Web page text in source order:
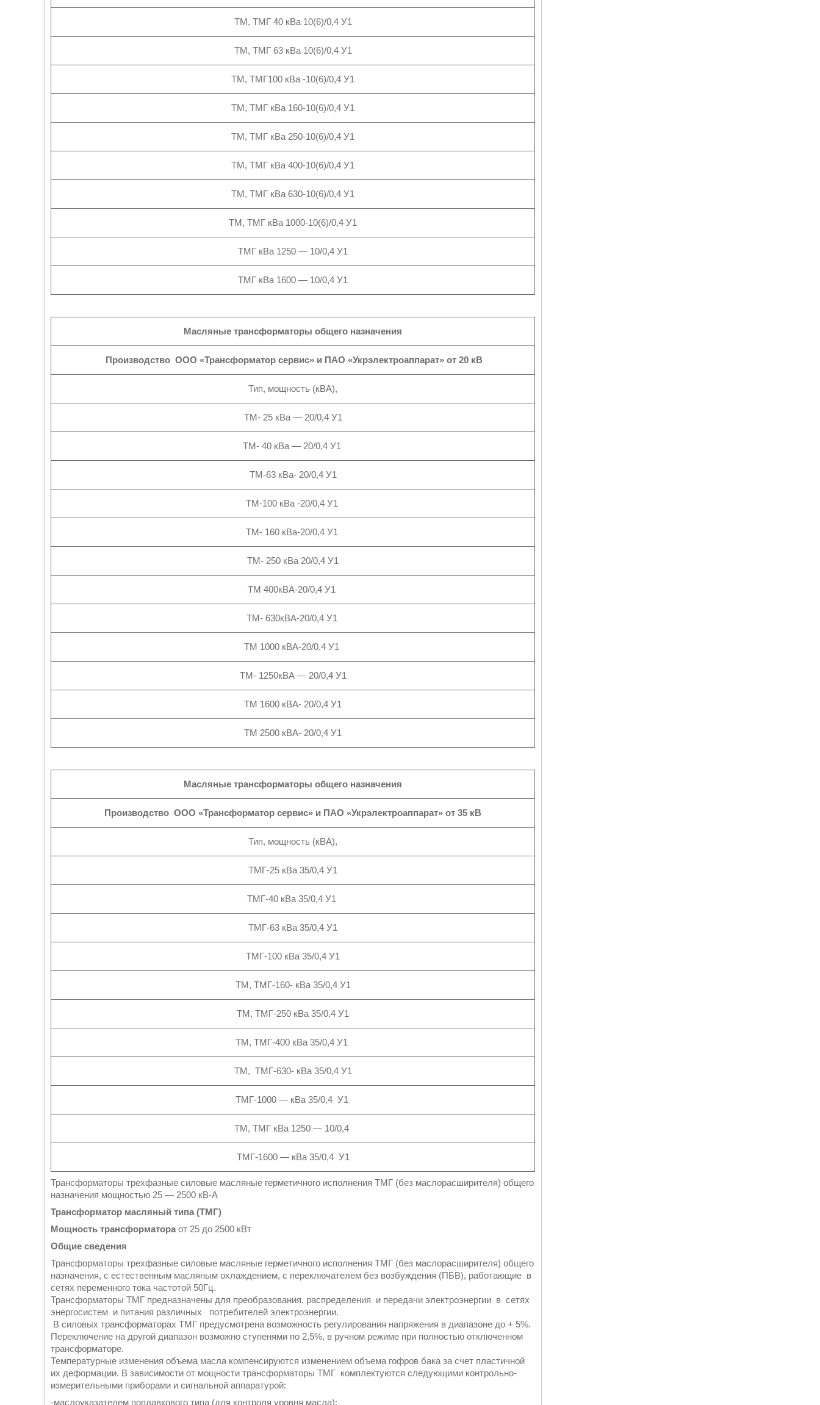
ТМ, ТМГ 40 кВа 10(6)/0,4 У1
ТМ, ТМГ 63 кВа 10(6)/0,4 У1
ТМ, ТМГ100 кВа -10(6)/0,4 У1
ТМ, ТМГ кВа 160-10(6)/0,4 У1
ТМ, ТМГ кВа 250-10(6)/0,4 У1
ТМ, ТМГ кВа 400-10(6)/0,4 У1
ТМ, ТМГ кВа 630-10(6)/0,4 У1
ТМ, ТМГ кВа 1000-10(6)/0,4 У1
ТМГ кВа 1250 ― 10/0,4 У1
ТМГ кВа 1600 ― 10/0,4 У1
Масляные трансформаторы общего назначения
Производство ООО «Трансформатор сервис» и ПАО «Укрэлектроаппарат» от 20 кВ
Тип, мощность (кВА),
ТМ- 25 кВа ― 20/0,4 У1
ТМ- 40 кВа ― 20/0,4 У1
ТМ-63 кВа- 20/0,4 У1
ТМ-100 кВа -20/0,4 У1
ТМ- 160 кВа-20/0,4 У1
ТМ- 250 кВа 20/0,4 У1
ТМ 400кВА-20/0,4 У1
ТМ- 630кВА-20/0,4 У1
ТМ 1000 кВА-20/0,4 У1
ТМ- 1250кВА ― 20/0,4 У1
ТМ 1600 кВА- 20/0,4 У1
ТМ 2500 кВА- 20/0,4 У1
Масляные трансформаторы общего назначения
Производство ООО «Трансформатор сервис» и ПАО «Укрэлектроаппарат» от 35 кВ
Тип, мощность (кВА),
ТМГ-25 кВа 35/0,4 У1
ТМГ-40 кВа 35/0,4 У1
ТМГ-63 кВа 35/0,4 У1
ТМГ-100 кВа 35/0,4 У1
ТМ, ТМГ-160- кВа 35/0,4 У1
ТМ, ТМГ-250 кВа 35/0,4 У1
ТМ, ТМГ-400 кВа 35/0,4 У1
ТМ, ТМГ-630- кВа 35/0,4 У1
ТМГ-1000 ― кВа 35/0,4 У1
ТМ, ТМГ кВа 1250 ― 10/0,4
ТМГ-1600 ― кВа 35/0,4 У1
Трансформаторы трехфазные силовые масляные герметичного исполнения ТМГ (без маслорасширителя) общего
назначения мощностью 25 ― 2500 кВ-А
Трансформатор масляный типа (ТМГ)
Мощность трансформатора от 25 до 2500 кВт
Общие сведения
Трансформаторы трехфазные силовые масляные герметичного исполнения ТМГ (без маслорасширителя) общего
назначения, с естественным масляным охлаждением, с переключателем без возбуждения (ПБВ), работающие в
сетях переменного тока частотой 50Гц.
Трансформаторы ТМГ предназначены для преобразования, распределения и передачи электроэнергии в сетях
энергосистем и питания различных потребителей электроэнергии.
В силовых трансформаторах ТМГ предусмотрена возможность регулирования напряжения в диапазоне до + 5%.
Переключение на другой диапазон возможно ступенями по 2,5%, в ручном режиме при полностью отключенном
трансформаторе.
Температурные изменения объема масла компенсируются изменением объема гофров бака за счет пластичной
их деформации. В зависимости от мощности трансформаторы ТМГ комплектуются следующими контрольно-
измерительными приборами и сигнальной аппаратурой:
-маслоуказателем поплавкового типа (для контроля уровня масла);